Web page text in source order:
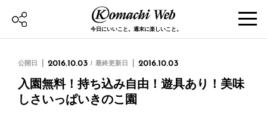
今日にいいこと。週末に楽しいこと。
公開日 2016.10.03 最終更新日 2016.10.03
入園無料！持ち込み自由！遊具あり！美味
しさいっぱいきのこ園